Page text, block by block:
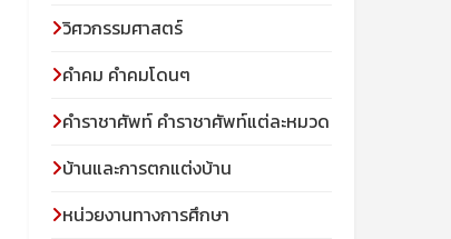
วิศวกรรมศาสตร์
คำคม คำคมโดนๆ
คำราชาศัพท์ คำราชาศัพท์แต่ละหมวด
บ้านและการตกแต่งบ้าน
หน่วยงานทางการศึกษา